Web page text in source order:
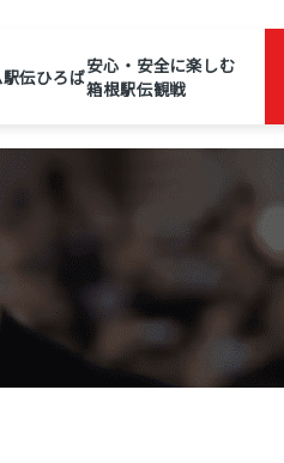
駅伝ひろば安心・安全に楽しむ
箱根駅伝観戦